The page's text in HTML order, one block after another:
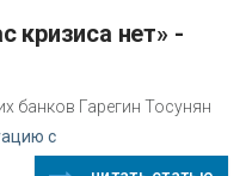
банков Гарегин Тосунян
с